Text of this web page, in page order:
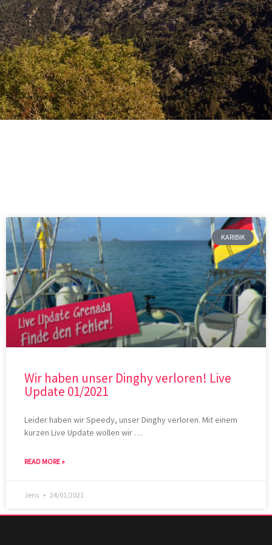
KARIBIK
Wir haben unser Dinghy verloren! Live
Update 01/2021
Leider haben wir Speedy, unser Dinghy verloren. Mit einem
kurzen Live Update wollen wir …
READ MORE »
Jens 24/01/2021